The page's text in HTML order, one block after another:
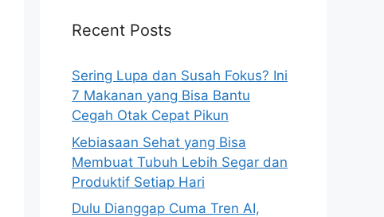
f
r
:
Recent Posts
Sering Lupa dan Susah Fokus? Ini
7 Makanan yang Bisa Bantu
Cegah Otak Cepat Pikun
Kebiasaan Sehat yang Bisa
Membuat Tubuh Lebih Segar dan
Produktif Setiap Hari
Dulu Dianggap Cuma Tren AI,